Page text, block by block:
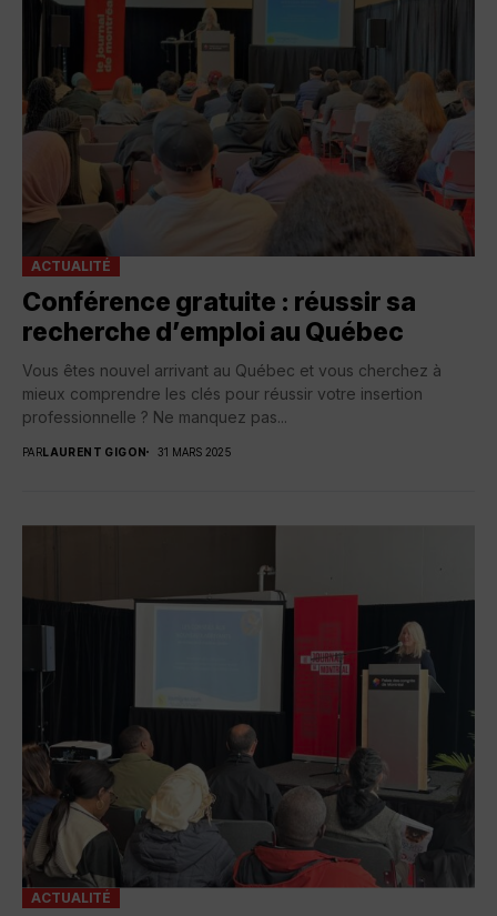
ACTUALITÉ
Conférence gratuite : réussir sa
recherche d’emploi au Québec
Vous êtes nouvel arrivant au Québec et vous cherchez à
mieux comprendre les clés pour réussir votre insertion
professionnelle ? Ne manquez pas...
PARLAURENT GIGON 31 MARS 2025
ACTUALITÉ